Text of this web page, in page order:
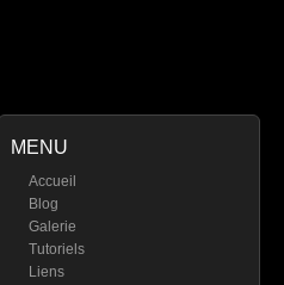
MENU
Accueil
Blog
Galerie
Tutoriels
Liens